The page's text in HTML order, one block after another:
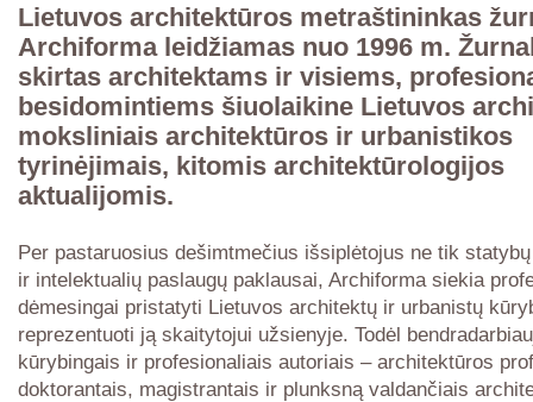
Lietuvos architektūros metraštininkas
Archiforma leidžiamas nuo 1996 m.
skirtas architektams ir visiems,
besidomintiems šiuolaikine Lietuvos
moksliniais architektūros ir urbanistikos
tyrinėjimais, kitomis architektūrologijos
aktualijomis.
Per pastaruosius dešimtmečius išsiplėtojus ne tik
ir intelektualių paslaugų paklausai, Archiforma siekia
dėmesingai pristatyti Lietuvos architektų ir urbanistų
reprezentuoti ją skaitytojui užsienyje. Todėl
kūrybingais ir profesionaliais autoriais – architektūros
doktorantais, magistrantais ir plunksną valdančiais